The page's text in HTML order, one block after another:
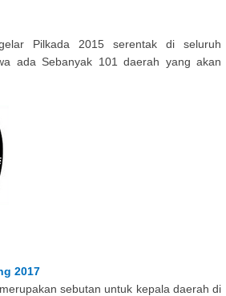
Pilkada 2015 serentak di seluruh
ada Sebanyak 101 daerah yang akan
2017
sebutan untuk kepala daerah di